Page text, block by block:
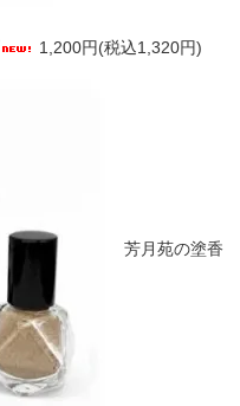
1,200円(税込1,320円)
芳月苑の塗香